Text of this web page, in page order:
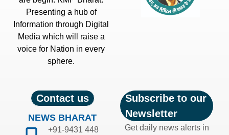
Presenting a hub of
Information through Digital
Media which will raise a
voice for Nation in every
sphere.
Contact us
NEWS BHARAT
+91-9431 448
Subscribe to our
Newsletter
Get daily news alerts in